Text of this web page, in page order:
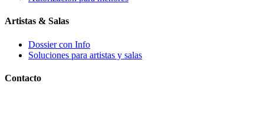
Artistas & Salas
Dossier con Info
Soluciones para artistas y salas
Contacto